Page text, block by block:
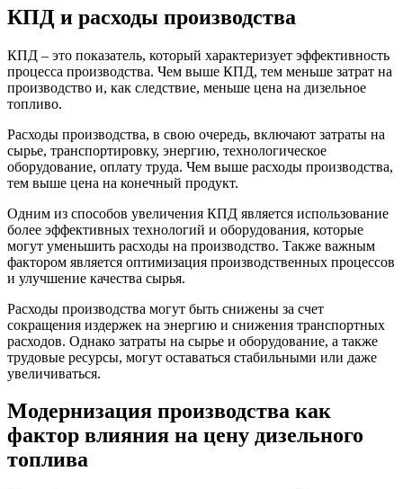
КПД и расходы производства
КПД – это показатель, который характеризует эффективность
процесса производства. Чем выше КПД, тем меньше затрат на
производство и, как следствие, меньше цена на дизельное
топливо.
Расходы производства, в свою очередь, включают затраты на
сырье, транспортировку, энергию, технологическое
оборудование, оплату труда. Чем выше расходы производства,
тем выше цена на конечный продукт.
Одним из способов увеличения КПД является использование
более эффективных технологий и оборудования, которые
могут уменьшить расходы на производство. Также важным
фактором является оптимизация производственных процессов
и улучшение качества сырья.
Расходы производства могут быть снижены за счет
сокращения издержек на энергию и снижения транспортных
расходов. Однако затраты на сырье и оборудование, а также
трудовые ресурсы, могут оставаться стабильными или даже
увеличиваться.
Модернизация производства как
фактор влияния на цену дизельного
топлива